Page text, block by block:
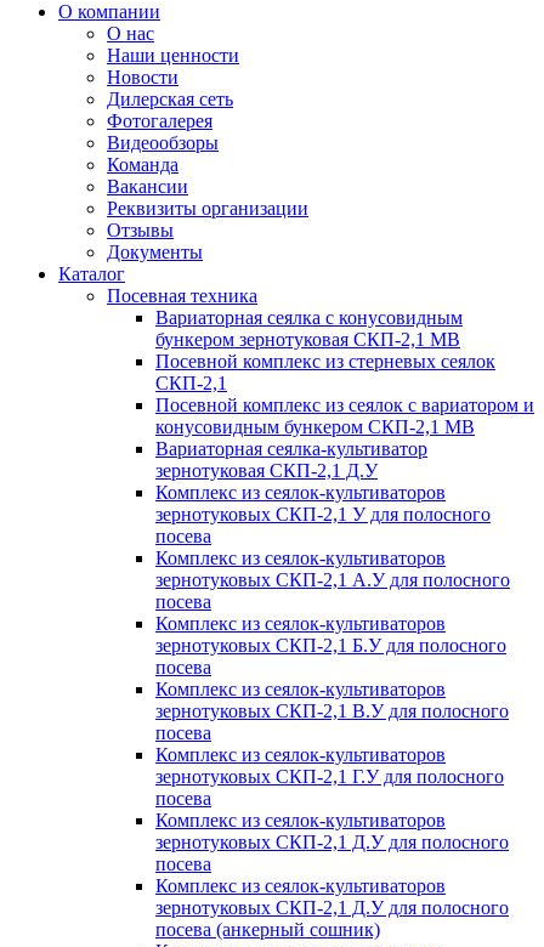
О компании
О нас
Наши ценности
Новости
Дилерская сеть
Фотогалерея
Видеообзоры
Команда
Вакансии
Реквизиты организации
Отзывы
Документы
Каталог
Посевная техника
Вариаторная сеялка с конусовидным
бункером зернотуковая СКП-2,1 МВ
Посевной комплекс из стерневых сеялок
СКП-2,1
Посевной комплекс из сеялок с вариатором и
конусовидным бункером СКП-2,1 МВ
Вариаторная сеялка-культиватор
зернотуковая СКП-2,1 Д.У
Комплекс из сеялок-культиваторов
зернотуковых СКП-2,1 У для полосного
посева
Комплекс из сеялок-культиваторов
зернотуковых СКП-2,1 А.У для полосного
посева
Комплекс из сеялок-культиваторов
зернотуковых СКП-2,1 Б.У для полосного
посева
Комплекс из сеялок-культиваторов
зернотуковых СКП-2,1 В.У для полосного
посева
Комплекс из сеялок-культиваторов
зернотуковых СКП-2,1 Г.У для полосного
посева
Комплекс из сеялок-культиваторов
зернотуковых СКП-2,1 Д.У для полосного
посева
Комплекс из сеялок-культиваторов
зернотуковых СКП-2,1 Д.У для полосного
посева (анкерный сошник)